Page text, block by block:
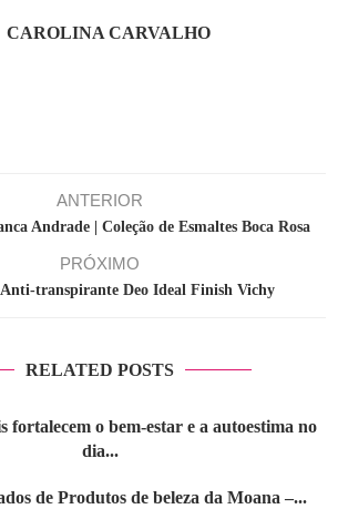
CAROLINA CARVALHO
ANTERIOR
Andrade | Coleção de Esmaltes Boca Rosa
PRÓXIMO
transpirante Deo Ideal Finish Vichy
RELATED POSTS
fortalecem o bem-estar e a autoestima no
dia...
de Produtos de beleza da Moana –...